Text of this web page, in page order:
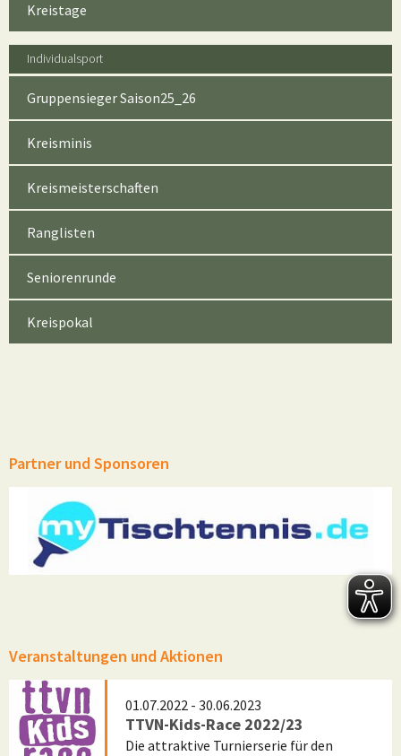
Kreistage
Individualsport
Gruppensieger Saison25_26
Kreisminis
Kreismeisterschaften
Ranglisten
Seniorenrunde
Kreispokal
Partner und Sponsoren
Veranstaltungen und Aktionen
01.07.2022 - 30.06.2023
TTVN-Kids-Race 2022/23
Die attraktive Turnierserie für den